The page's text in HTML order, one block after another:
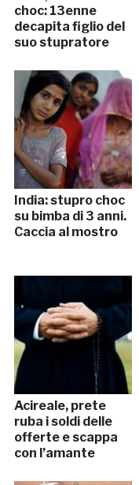
choc: 13enne
decapita figlio del
suo stupratore
India: stupro choc
su bimba di 3 anni.
Caccia al mostro
Acireale, prete
ruba i soldi delle
offerte e scappa
con l’amante